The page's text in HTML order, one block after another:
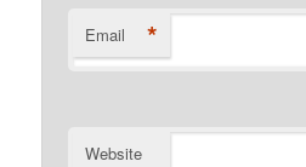
Email *
Website